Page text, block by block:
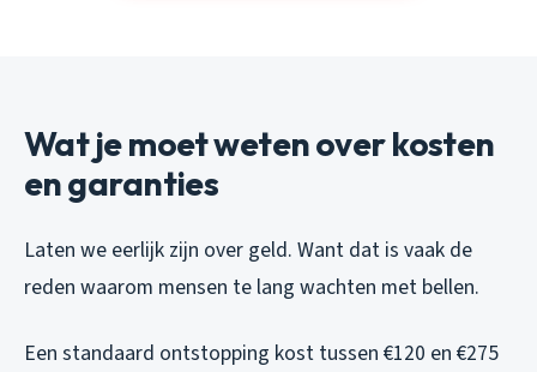
Wat je moet weten over kosten
en garanties
Laten we eerlijk zijn over geld. Want dat is vaak de
reden waarom mensen te lang wachten met bellen.
Een standaard ontstopping kost tussen €120 en €275